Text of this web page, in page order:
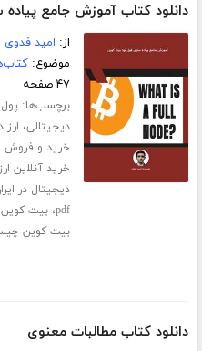
دانلود کتاب آموزش جامع
از: امید فدوی
موضوع:
۴۷ صفحه
برچسب‌ها:
دیجیتالی،
خرید و فروش
خرید آنلاین
دیجیتال در
pdf،بیت کوین
بیت کوین
دانلود کتاب مطالبات معنوی